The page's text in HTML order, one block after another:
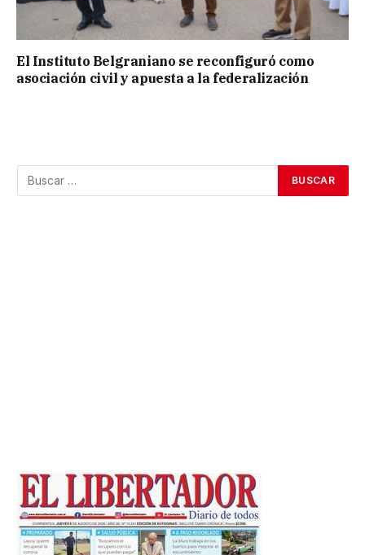
El Instituto Belgraniano se reconfiguró como
asociación civil y apuesta a la federalización